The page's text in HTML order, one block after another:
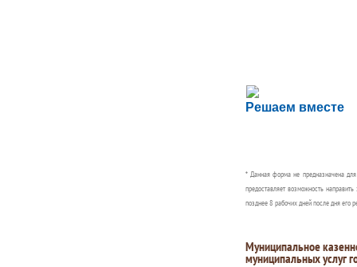
Решаем вместе
Сложности с
Сообщите об этом
* Данная форма не предназначена
предоставляет возможность
позднее 8 рабочих дней после дня его
Муниципальное
муниципальных услуг